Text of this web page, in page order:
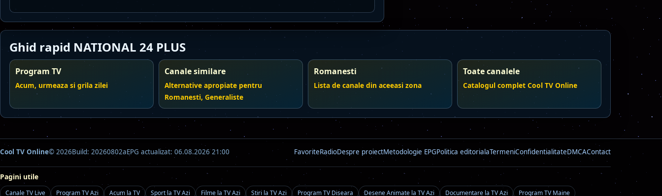
Ghid rapid NATIONAL 24 PLUS
Program TV
Acum, urmeaza si grila zilei
Canale similare
Alternative apropiate pentru
Romanesti, Generaliste
Romanesti
Lista de canale din aceeasi zona
Toate canalele
Catalogul complet Cool TV Online
Cool TV Online© 2026Build: 20260802aEPG actualizat: 06.08.2026 21:00 FavoriteRadioDespre proiectMetodologie EPGPolitica editorialaTermeniConfidentialitateDMCAContact
Pagini utile
Canale TV Live Program TV Azi Acum la TV Sport la TV Azi Filme la TV Azi Stiri la TV Azi Program TV Diseara Desene Animate la TV Azi Documentare la TV Azi Program TV Maine